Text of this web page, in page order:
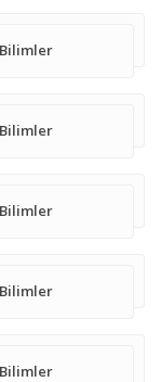
Bilimler
Bilimler
Bilimler
Bilimler
Bilimler